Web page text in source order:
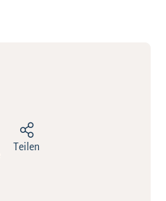
Teilen